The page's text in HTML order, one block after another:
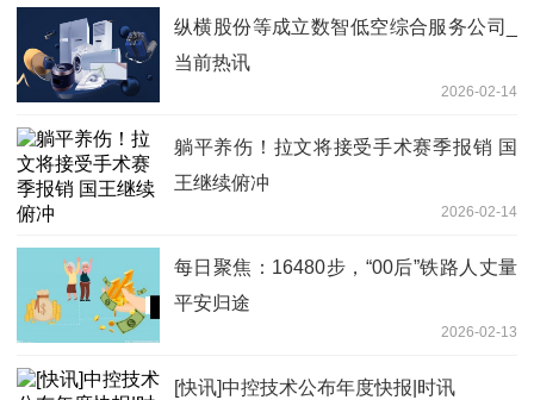
纵横股份等成立数智低空综合服务公司_
当前热讯
2026-02-14
躺平养伤！拉文将接受手术赛季报销 国
王继续俯冲
2026-02-14
每日聚焦：16480步，“00后”铁路人丈量
平安归途
2026-02-13
[快讯]中控技术公布年度快报|时讯